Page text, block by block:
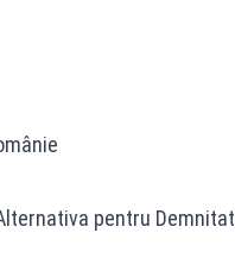
pentru